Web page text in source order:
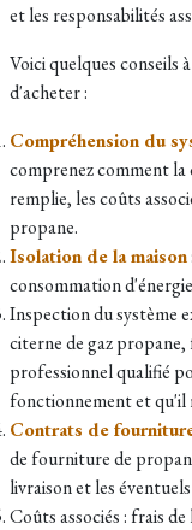
et les responsabilités
Voici quelques conseils
d'acheter :
Compréhension du
comprenez comment
remplie, les coûts
propane.
Isolation de la maison
consommation
Inspection du système
citerne de gaz
professionnel qualifié
fonctionnement et qu'il
Contrats de
de fourniture de
livraison et les
Coûts associés : frais